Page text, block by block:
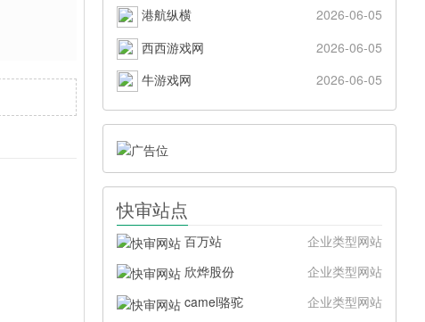
港航纵横
2026-06-05
西西游戏网
2026-06-05
牛游戏网
2026-06-05
快审站点
百万站
企业类型网站
欣烨股份
企业类型网站
camel骆驼
企业类型网站